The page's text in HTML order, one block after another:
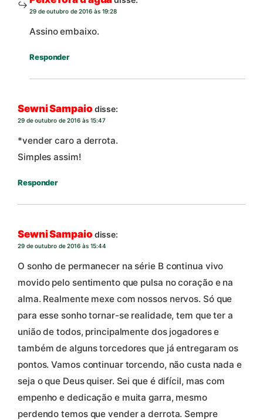
29 de outubro de 2016 às 19:28
Assino embaixo.
Responder
Sewni Sampaio disse:
29 de outubro de 2016 às 15:47
*vender caro a derrota.
Simples assim!
Responder
Sewni Sampaio disse:
29 de outubro de 2016 às 15:44
O sonho de permanecer na série B continua vivo
movido pelo sentimento que pulsa no coração e na
alma. Realmente mexe com nossos nervos. Só que
para esse sonho tornar-se realidade, tem que ter a
união de todos, principalmente dos jogadores e
também de alguns torcedores que já entregaram os
pontos. Vamos continuar torcendo, não custa nada e
seja o que Deus quiser. Sei que é difícil, mas com
empenho e dedicação e muita garra, mesmo
perdendo temos que vender a derrota. Sempre